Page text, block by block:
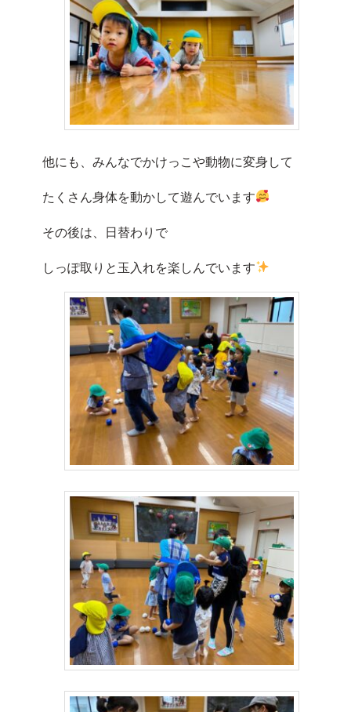
他にも、みんなでかけっこや動物に変身して
たくさん身体を動かして遊んでいます
その後は、日替わりで
しっぽ取りと玉入れを楽しんでいます